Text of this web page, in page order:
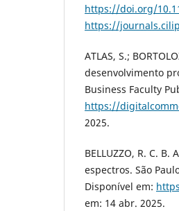
https://doi.org/
https://
ATLAS, S.;
desenvolvimento
Business Faculty
https://
2025.
BELLUZZO, R. C.
espectros. São
Disponível em:
em: 14 abr. 2025.